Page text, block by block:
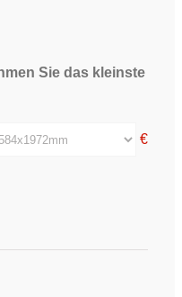
Sie das kleinste
€